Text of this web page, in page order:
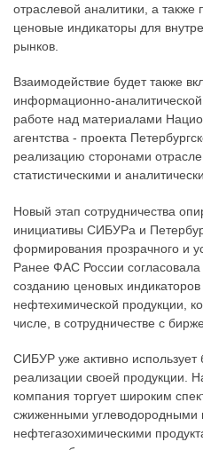
отраслевой аналитики, а также
ценовые индикаторы для
рынков.
Взаимодействие будет также
информационно-
работе над материалами
агентства - проекта
реализацию сторонами
статистическими и
Новый этап сотрудничества
инициативы СИБУРа и
формирования прозрачного и
Ранее ФАС России
созданию ценовых
нефтехимической продукции,
числе, в сотрудничестве с
СИБУР уже активно
реализации своей продукции.
компания торгует широким
сжиженными углеводородными
нефтегазохимическими